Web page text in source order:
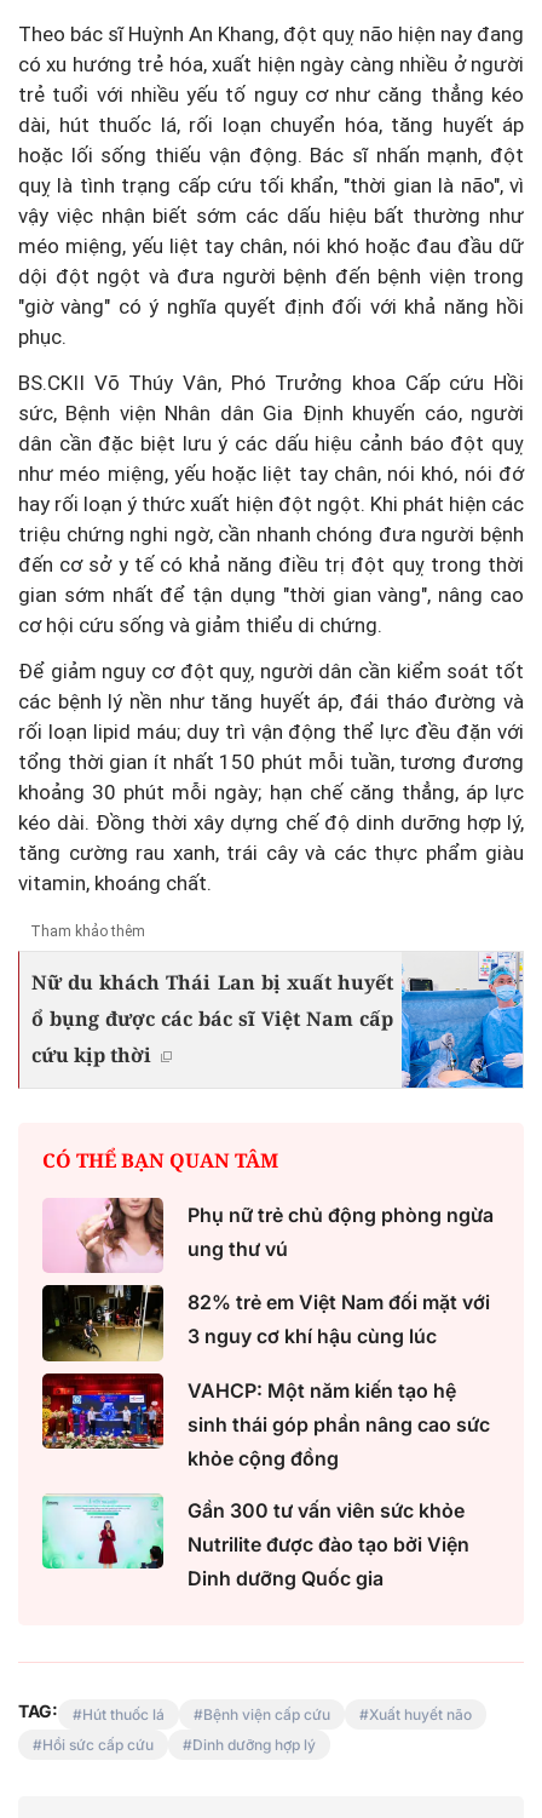
Theo bác sĩ Huỳnh An Khang, đột quỵ não hiện nay đang
có xu hướng trẻ hóa, xuất hiện ngày càng nhiều ở người
trẻ tuổi với nhiều yếu tố nguy cơ như căng thẳng kéo
dài, hút thuốc lá, rối loạn chuyển hóa, tăng huyết áp
hoặc lối sống thiếu vận động. Bác sĩ nhấn mạnh, đột
quỵ là tình trạng cấp cứu tối khẩn, "thời gian là não", vì
vậy việc nhận biết sớm các dấu hiệu bất thường như
méo miệng, yếu liệt tay chân, nói khó hoặc đau đầu dữ
dội đột ngột và đưa người bệnh đến bệnh viện trong
"giờ vàng" có ý nghĩa quyết định đối với khả năng hồi
phục.
BS.CKII Võ Thúy Vân, Phó Trưởng khoa Cấp cứu Hồi
sức, Bệnh viện Nhân dân Gia Định khuyến cáo, người
dân cần đặc biệt lưu ý các dấu hiệu cảnh báo đột quỵ
như méo miệng, yếu hoặc liệt tay chân, nói khó, nói đớ
hay rối loạn ý thức xuất hiện đột ngột. Khi phát hiện các
triệu chứng nghi ngờ, cần nhanh chóng đưa người bệnh
đến cơ sở y tế có khả năng điều trị đột quỵ trong thời
gian sớm nhất để tận dụng "thời gian vàng", nâng cao
cơ hội cứu sống và giảm thiểu di chứng.
Để giảm nguy cơ đột quỵ, người dân cần kiểm soát tốt
các bệnh lý nền như tăng huyết áp, đái tháo đường và
rối loạn lipid máu; duy trì vận động thể lực đều đặn với
tổng thời gian ít nhất 150 phút mỗi tuần, tương đương
khoảng 30 phút mỗi ngày; hạn chế căng thẳng, áp lực
kéo dài. Đồng thời xây dựng chế độ dinh dưỡng hợp lý,
tăng cường rau xanh, trái cây và các thực phẩm giàu
vitamin, khoáng chất.
Tham khảo thêm
Nữ du khách Thái Lan bị xuất huyết
ổ bụng được các bác sĩ Việt Nam cấp
cứu kịp thời
CÓ THỂ BẠN QUAN TÂM
Phụ nữ trẻ chủ động phòng ngừa
ung thư vú
82% trẻ em Việt Nam đối mặt với
3 nguy cơ khí hậu cùng lúc
VAHCP: Một năm kiến tạo hệ
sinh thái góp phần nâng cao sức
khỏe cộng đồng
Gần 300 tư vấn viên sức khỏe
Nutrilite được đào tạo bởi Viện
Dinh dưỡng Quốc gia
TAG: Hút thuốc lá Bệnh viện cấp cứu
Xuất huyết não
Hồi sức cấp cứu
Dinh dưỡng hợp lý